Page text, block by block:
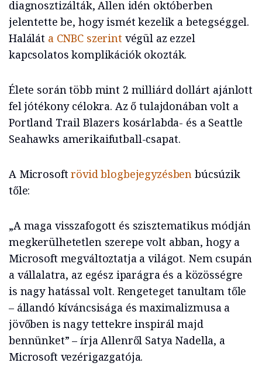
diagnosztizálták, Allen idén októberben
jelentette be, hogy ismét kezelik a betegséggel.
Halálát a CNBC szerintvégül az ezzel
kapcsolatos komplikációk okozták.
Élete során több mint 2 milliárd dollárt ajánlott
fel jótékony célokra. Az ő tulajdonában volt a
Portland Trail Blazers kosárlabda- és a Seattle
Seahawks amerikaifutball-csapat.
A Microsoftrövid blogbejegyzésben búcsúzik
tőle:
„A maga visszafogott és szisztematikus módján
megkerülhetetlen szerepe volt abban, hogy a
Microsoft megváltoztatja a világot. Nem csupán
a vállalatra, az egész iparágra és a közösségre
is nagy hatással volt. Rengeteget tanultam tőle
– állandó kíváncsisága és maximalizmusa a
jövőben is nagy tettekre inspirál majd
bennünket” – írja Allenről Satya Nadella, a
Microsoft vezérigazgatója.